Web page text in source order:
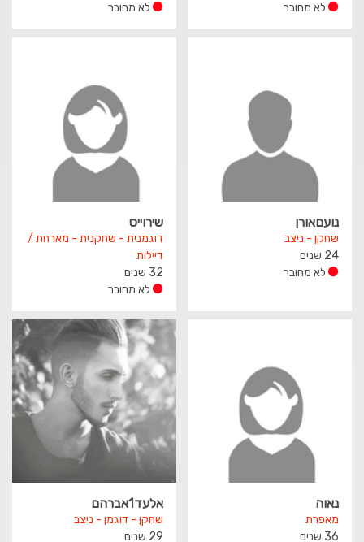
לא מחובר
לא מחובר
נועםאורן
שחקן - ניצב
24 שנים
לא מחובר
שירוייס
דוגמנית - שחקנית - מארחת /
דיילות
32 שנים
לא מחובר
נאוה
מאפרת
36 שנים
אלעד1אברהם
שחקן - דוגמן - ניצב
29 שנים